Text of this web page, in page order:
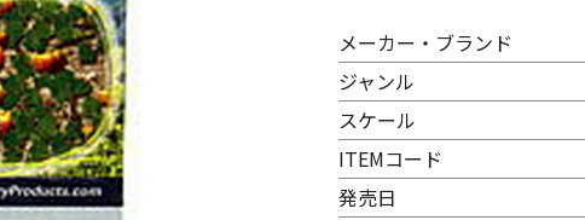
メーカー・ブランド
ジャンル
スケール
ITEMコード
発売日